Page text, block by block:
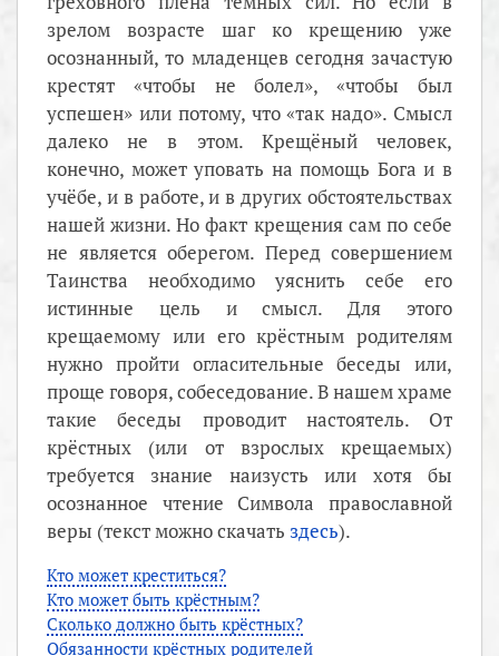
зрелом возрасте шаг ко крещению уже
осознанный, то младенцев сегодня зачастую
крестят «чтобы не болел», «чтобы был
успешен» или потому, что «так надо». Смысл
далеко не в этом. Крещёный человек,
конечно, может уповать на помощь Бога и в
учёбе, и в работе, и в других обстоятельствах
нашей жизни. Но факт крещения сам по себе
не является оберегом. Перед совершением
Таинства необходимо уяснить себе его
истинные цель и смысл. Для этого
крещаемому или его крёстным родителям
нужно пройти огласительные беседы или,
проще говоря, собеседование. В нашем храме
такие беседы проводит настоятель. От
крёстных (или от взрослых крещаемых)
требуется знание наизусть или хотя бы
осознанное чтение Символа православной
веры (текст можно скачать здесь).
Кто может креститься?
Кто может быть крёстным?
Сколько должно быть крёстных?
Обязанности крёстных родителей